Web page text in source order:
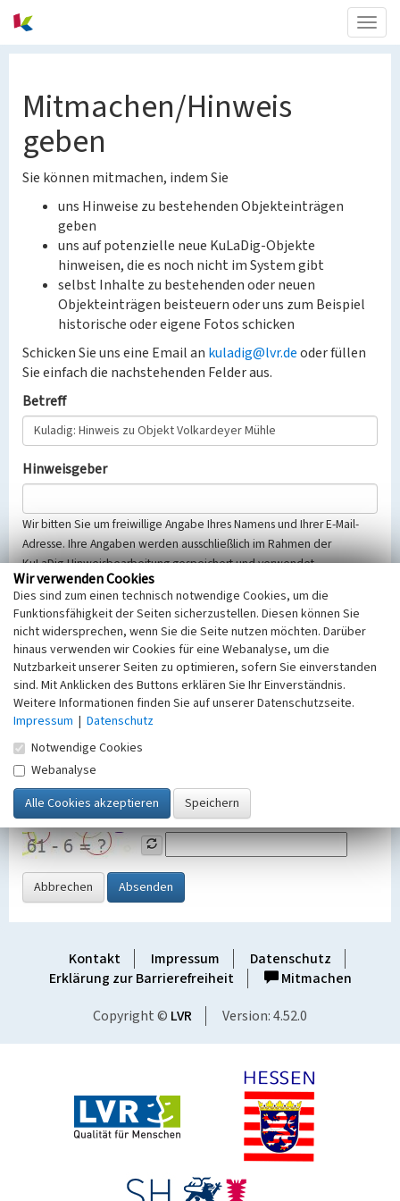
Mitmachen/Hinweis
geben
Sie können mitmachen, indem Sie
uns Hinweise zu bestehenden Objekteinträgen
geben
uns auf potenzielle neue KuLaDig-Objekte
hinweisen, die es noch nicht im System gibt
selbst Inhalte zu bestehenden oder neuen
Objekteinträgen beisteuern oder uns zum Beispiel
historische oder eigene Fotos schicken
Schicken Sie uns eine Email an kuladig@lvr.deoder füllen
Sie einfach die nachstehenden Felder aus.
Betreff
Hinweisgeber
Wir bitten Sie um freiwillige Angabe Ihres Namens und Ihrer E-Mail-
Adresse. Ihre Angaben werden ausschließlich im Rahmen der
KuLaDig-Hinweisbearbeitung gespeichert und verwendet.
Selbstverständlich werden diese entsprechend der Vorschriften des
Telemediengesetzes, des Datenschutzgesetzes NRW und der seit
dem 25.05.2018 gültigen Europäischen Datenschutzgrundverordnung
(EU-DSGVO) vertraulich behandelt, beachten Sie bitte unsere
Hinweise zumDatenschutz
Nachricht
SicherheitsabfrageTragen Sie unten das Rechenergebnis aus der
Grafik ein
Abbrechen Absenden
Kontakt Impressum
Datenschutz
Erklärung zur Barrierefreiheit
Mitmachen
Copyright © LVR Version: 4.52.0
Wir verwenden Cookies
Dies sind zum einen technisch notwendige Cookies, um die
Funktionsfähigkeit der Seiten sicherzustellen. Diesen können Sie
nicht widersprechen, wenn Sie die Seite nutzen möchten. Darüber
hinaus verwenden wir Cookies für eine Webanalyse, um die
Nutzbarkeit unserer Seiten zu optimieren, sofern Sie einverstanden
sind. Mit Anklicken des Buttons erklären Sie Ihr Einverständnis.
Weitere Informationen finden Sie auf unserer Datenschutzseite.
Impressum | Datenschutz
Notwendige Cookies
Webanalyse